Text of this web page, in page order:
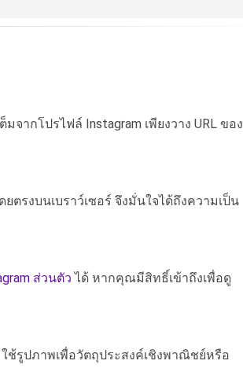
ากโปรไฟล์ Instagram เพียงวาง URL ของ
รงบนเบราว์เซอร์ จึงมั่นใจได้ถึงความเป็น
ส่วนตัว ได้ หากคุณมีสิทธิ์เข้าถึงเพื่อดู
รูปภาพเพื่อวัตถุประสงค์เชิงพาณิชย์หรือ